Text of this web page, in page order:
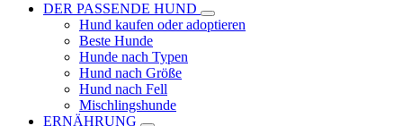
DER PASSENDE HUND
Hund kaufen oder adoptieren
Beste Hunde
Hunde nach Typen
Hund nach Größe
Hund nach Fell
Mischlingshunde
ERNÄHRUNG